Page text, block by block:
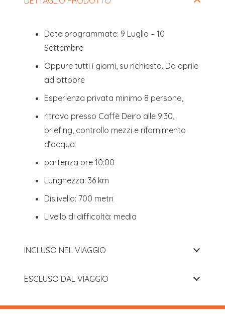
essere
Date programmate: 9 Luglio – 10
Settembre
Oppure tutti i giorni, su richiesta. Da aprile
ad ottobre
Esperienza privata minimo 8 persone,
ritrovo presso Caffè Deiro alle 9:30,
briefing, controllo mezzi e rifornimento
d’acqua
partenza ore 10:00
Lunghezza: 36 km
Dislivello: 700 metri
Livello di difficoltà: media
INCLUSO NEL VIAGGIO
ESCLUSO DAL VIAGGIO